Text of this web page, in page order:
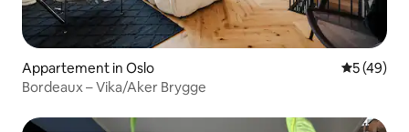
Appartement in Oslo
5 (49)
Bordeaux – Vika/Aker Brygge